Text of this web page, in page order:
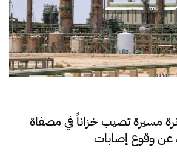
مسيرة تصيب خزاناً في مصفاة
عن وقوع إصابات